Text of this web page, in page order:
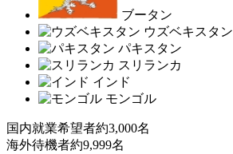
ブータン
ウズベキスタン
パキスタン
スリランカ
インド
モンゴル
国内就業希望者約3,000名
海外待機者約9,999名